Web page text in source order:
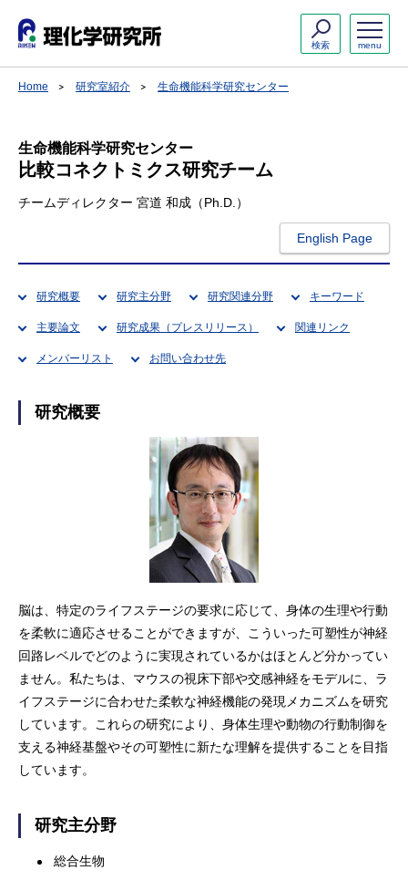
menu
検索
Home 研究室紹介 生命機能科学研究センター
生命機能科学研究センター
比較コネクトミクス研究チーム
チームディレクター 宮道 和成（Ph.D.）
English Page
研究概要 研究主分野 研究関連分野 キーワード
主要論文 研究成果（プレスリリース） 関連リンク
メンバーリスト お問い合わせ先
研究概要
脳は、特定のライフステージの要求に応じて、身体の生理や行動
を柔軟に適応させることができますが、こういった可塑性が神経
回路レベルでどのように実現されているかはほとんど分かってい
ません。私たちは、マウスの視床下部や交感神経をモデルに、ラ
イフステージに合わせた柔軟な神経機能の発現メカニズムを研究
しています。これらの研究により、身体生理や動物の行動制御を
支える神経基盤やその可塑性に新たな理解を提供することを目指
しています。
研究主分野
総合生物